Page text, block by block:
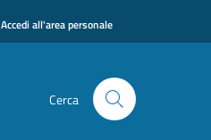
Accedi all'area personale
Cerca